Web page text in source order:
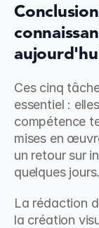
Ces cinq
essentiel :
compétence
mises en
un retour sur
quelques
La rédaction
la création